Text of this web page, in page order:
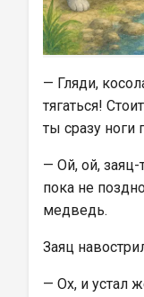
— Гляди,
тягаться!
ты сразу ноги
— Ой, ой, заяц-
пока не
медведь.
Заяц
— Ох, и устал